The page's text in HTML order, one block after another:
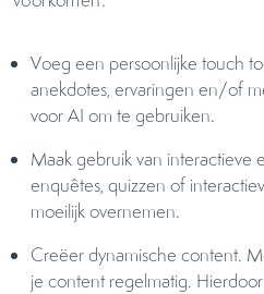
Voeg een persoonlijke touch
anekdotes, ervaringen en/of
voor AI om te gebruiken.
Maak gebruik van interactieve
enquêtes, quizzen of
moeilijk overnemen.
Creëer dynamische content.
je content regelmatig.